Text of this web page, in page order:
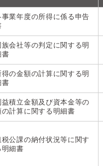
事業年度の所得に係る申告
族会社等の判定に関する明
書
得の金額の計算に関する明
書
益積立金額及び資本金等の
の計算に関する明細書
税公課の納付状況等に関す
明細書